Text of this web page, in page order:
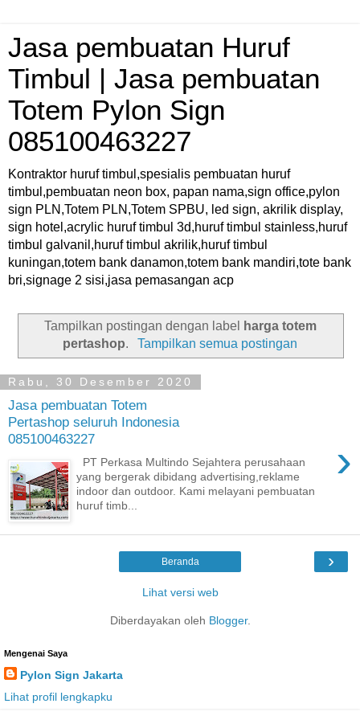
Jasa pembuatan Huruf
Timbul | Jasa pembuatan
Totem Pylon Sign
085100463227
Kontraktor huruf timbul,spesialis pembuatan huruf
timbul,pembuatan neon box, papan nama,sign office,pylon
sign PLN,Totem PLN,Totem SPBU, led sign, akrilik display,
sign hotel,acrylic huruf timbul 3d,huruf timbul stainless,huruf
timbul galvanil,huruf timbul akrilik,huruf timbul
kuningan,totem bank danamon,totem bank mandiri,tote bank
bri,signage 2 sisi,jasa pemasangan acp
Tampilkan postingan dengan label
harga totem
pertashop. Tampilkan semua postingan
Rabu, 30 Desember 2020
Jasa pembuatan Totem
Pertashop seluruh Indonesia
085100463227
›
PT Perkasa Multindo Sejahtera perusahaan
yang bergerak dibidang advertising,reklame
indoor dan outdoor. Kami melayani pembuatan
huruf timb...
›
Beranda
Lihat versi web
Diberdayakan oleh Blogger.
Mengenai Saya
Pylon Sign Jakarta
Lihat profil lengkapku